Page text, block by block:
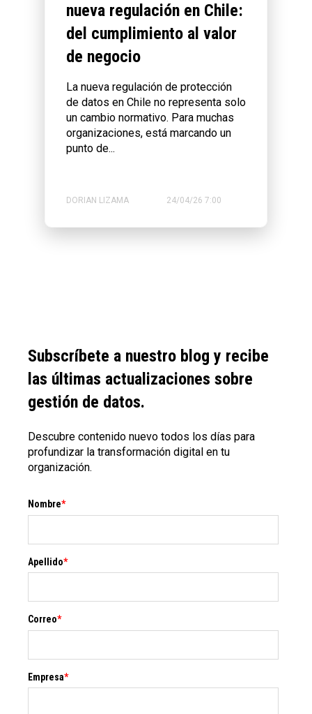
nueva regulación en Chile:
del cumplimiento al valor
de negocio
La nueva regulación de protección
de datos en Chile no representa solo
un cambio normativo. Para muchas
organizaciones, está marcando un
punto de...
DORIAN LIZAMA 24/04/26 7:00
Subscríbete a nuestro blog y recibe
las últimas actualizaciones sobre
gestión de datos.
Descubre contenido nuevo todos los días para
profundizar la transformación digital en tu
organización.
Nombre*
Apellido*
Correo*
Empresa*